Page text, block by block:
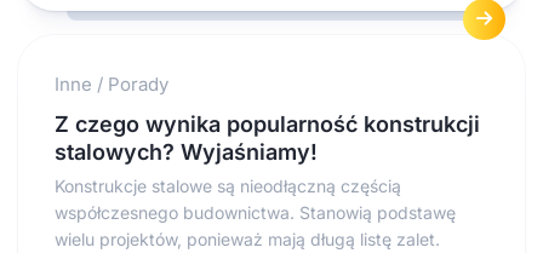
Inne / Porady
Z czego wynika popularność konstrukcji
stalowych? Wyjaśniamy!
Konstrukcje stalowe są nieodłączną częścią
współczesnego budownictwa. Stanowią podstawę
wielu projektów, ponieważ mają długą listę zalet.